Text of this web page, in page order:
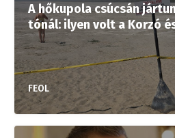
A hőkupola csúcsán
tónál: ilyen volt a Korzó
FEOL